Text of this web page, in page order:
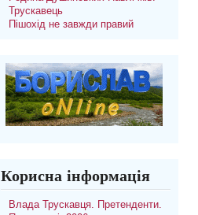
Трускавець
Пішохід не завжди правий
Корисна інформація
Влада Трускавця. Претенденти.